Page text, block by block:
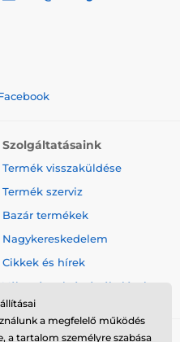
Szolgáltatásaink
Termék visszaküldése
Termék szerviz
Bazár termékek
Nagykereskedelem
Cikkek és hírek
Vélemények és értékelések
a megfelelő működés
a tartalom személyre szabása